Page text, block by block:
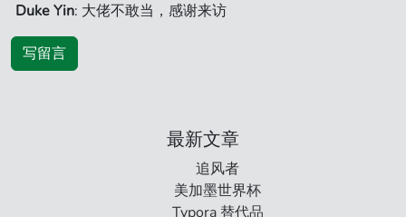
Duke Yin: 大佬不敢当，感谢来访
写留言
最新文章
追风者
美加墨世界杯
Typora 替代品